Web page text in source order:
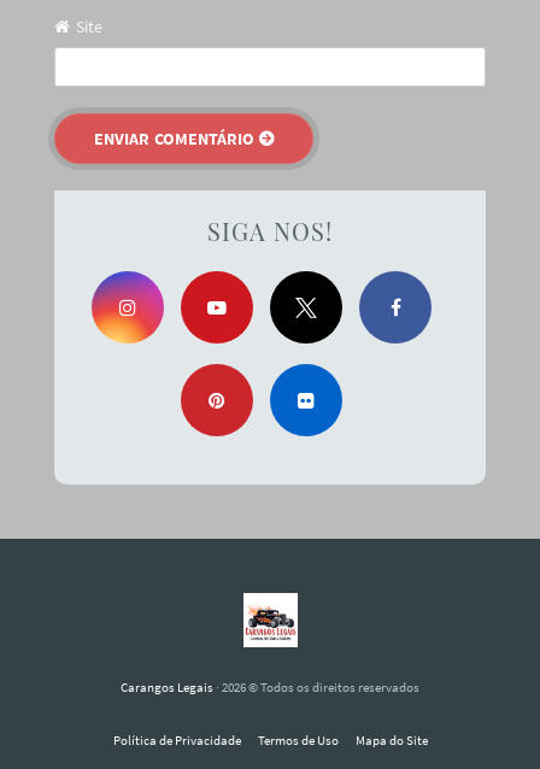
Site
SIGA NOS!
Carangos Legais · 2026 © Todos os direitos reservados
Política de Privacidade Termos de Uso Mapa do Site